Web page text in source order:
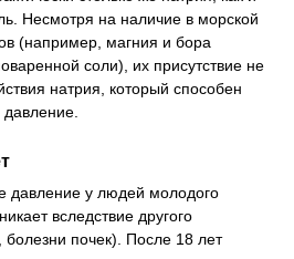
Несмотря на наличие в морской
(например, магния и бора
соли), их присутствие не
натрия, который способен
давление у людей молодого
вследствие другого
почек). После 18 лет